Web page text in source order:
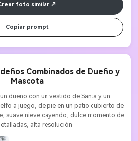
foto similar
Copiar prompt
Combinados de Dueño y
Mascota
dueño con un vestido de Santa y un
a juego, de pie en un patio cubierto de
suave nieve cayendo, dulce momento de